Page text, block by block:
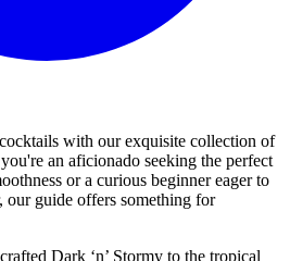
with our exquisite collection of
an aficionado seeking the perfect
or a curious beginner eager to
our guide offers something for
Dark ‘n’ Stormy to the tropical